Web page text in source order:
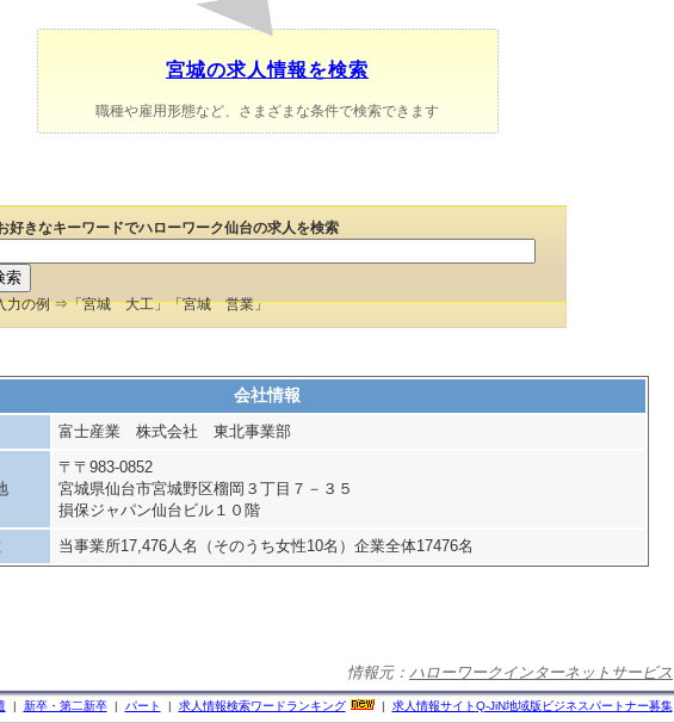
宮城の求人情報を検索
職種や雇用形態など、さまざまな条件で検索できます
好きなキーワードでハローワーク仙台の求人を検索
力の例 ⇒「宮城 大工」「宮城 営業」
会社情報
富士産業 株式会社 東北事業部
〒〒983-0852
宮城県仙台市宮城野区榴岡３丁目７－３５
損保ジャパン仙台ビル１０階
当事業所17,476人名（そのうち女性10名）企業全体17476名
情報元： ハローワークインターネットサービス
| 新卒・第二新卒| パート | 求人情報検索ワードランキング | 求人情報サイトQ-JiN地域版ビジネスパートナー募集